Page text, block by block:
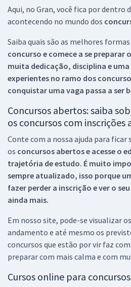
Aqui, no Gran, você fica por dentro
acontecendo no mundo dos
Saiba quais são as melhores formas
concurso e comece a se preparar
muita dedicação, disciplina e
experientes no ramo dos
conquistar uma vaga passa a ser
Concursos abertos: saiba
os concursos com inscrições
Conte com a nossa ajuda para ficar
os concursos abertos e acesse o
trajetória de estudo. É muito
sempre atualizado, isso porque
fazer perder a inscrição e ver o
ainda mais.
Em nosso site, pode-se visualizar
andamento e até mesmo os
concursos que estão por vir faz
preparar com mais calma e com
Cursos online para concursos